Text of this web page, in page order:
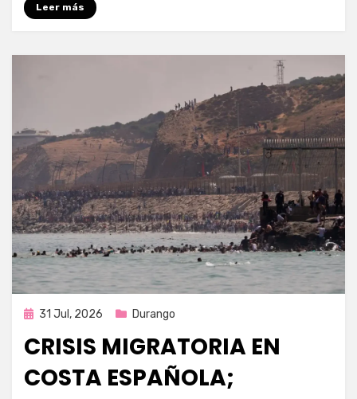
Leer más
Publicada
31 Jul, 2026 Durango
CRISIS MIGRATORIA EN
COSTA ESPAÑOLA;